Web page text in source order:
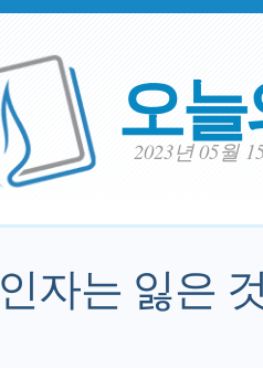
오
2023년 05월
인자는 잃은